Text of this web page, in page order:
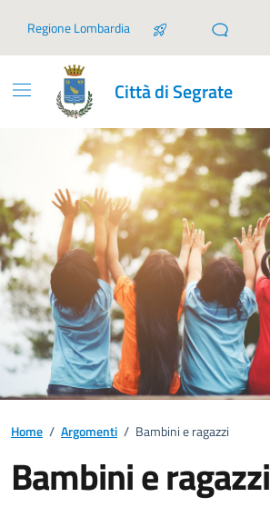
Regione Lombardia
Città di Segrate
Home / Argomenti / Bambini e ragazzi
Bambini e ragazzi